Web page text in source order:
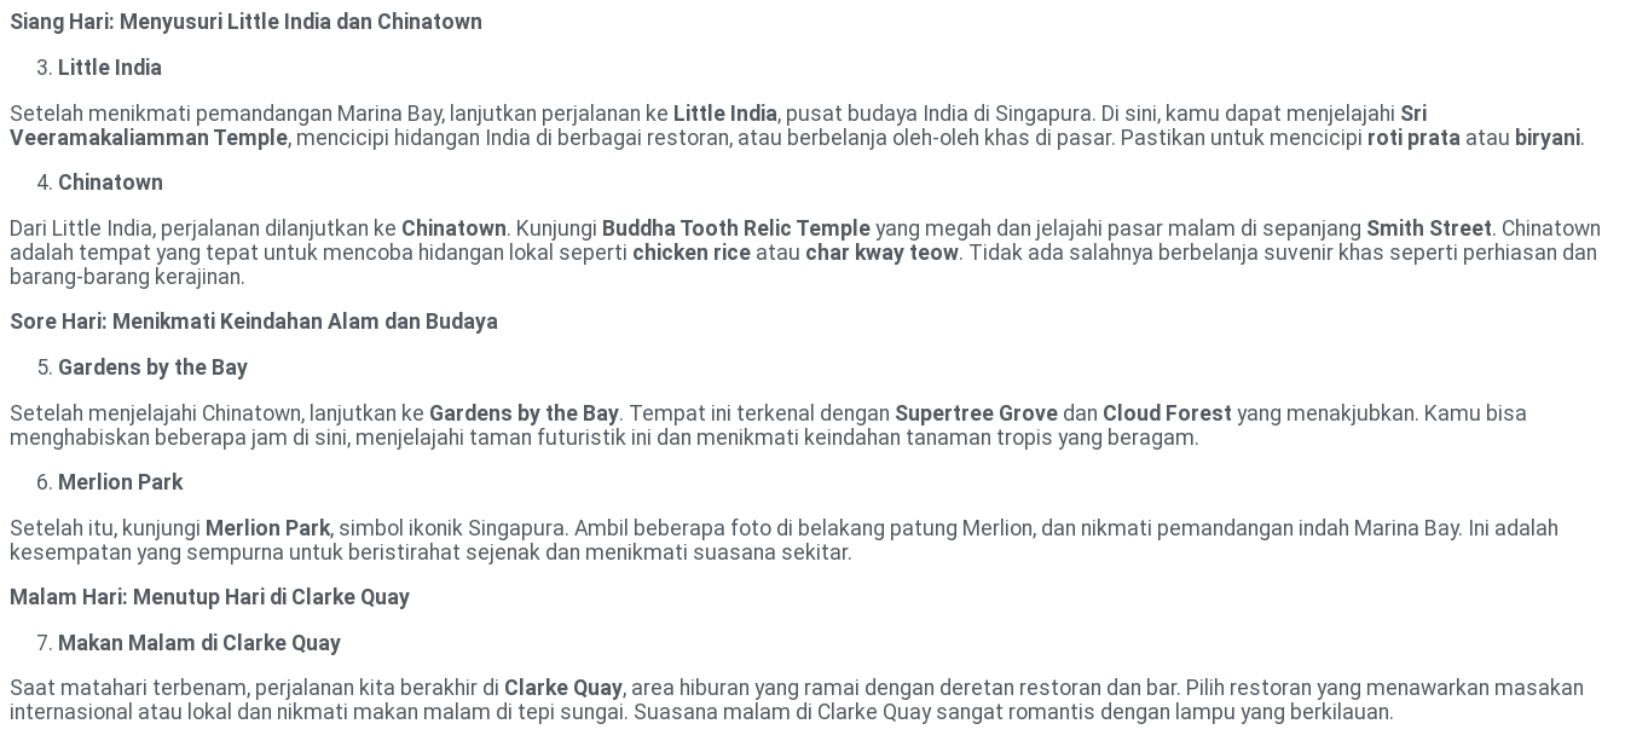
Siang Hari: Menyusuri Little India dan Chinatown
Little India
Setelah menikmati pemandangan Marina Bay, lanjutkan perjalanan ke Little India, pusat budaya India di Singapura. Di sini, kamu dapat menjelajahi Sri
Veeramakaliamman Temple, mencicipi hidangan India di berbagai restoran, atau berbelanja oleh-oleh khas di pasar. Pastikan untuk mencicipi roti prata atau biryani.
Chinatown
Dari Little India, perjalanan dilanjutkan ke Chinatown. Kunjungi Buddha Tooth Relic Temple yang megah dan jelajahi pasar malam di sepanjang Smith Street. Chinatown
adalah tempat yang tepat untuk mencoba hidangan lokal seperti chicken rice atau char kway teow. Tidak ada salahnya berbelanja suvenir khas seperti perhiasan dan
barang-barang kerajinan.
Sore Hari: Menikmati Keindahan Alam dan Budaya
Gardens by the Bay
Setelah menjelajahi Chinatown, lanjutkan ke Gardens by the Bay. Tempat ini terkenal dengan Supertree Grove dan Cloud Forest yang menakjubkan. Kamu bisa
menghabiskan beberapa jam di sini, menjelajahi taman futuristik ini dan menikmati keindahan tanaman tropis yang beragam.
Merlion Park
Setelah itu, kunjungi Merlion Park, simbol ikonik Singapura. Ambil beberapa foto di belakang patung Merlion, dan nikmati pemandangan indah Marina Bay. Ini adalah
kesempatan yang sempurna untuk beristirahat sejenak dan menikmati suasana sekitar.
Malam Hari: Menutup Hari di Clarke Quay
Makan Malam di Clarke Quay
Saat matahari terbenam, perjalanan kita berakhir di Clarke Quay, area hiburan yang ramai dengan deretan restoran dan bar. Pilih restoran yang menawarkan masakan
internasional atau lokal dan nikmati makan malam di tepi sungai. Suasana malam di Clarke Quay sangat romantis dengan lampu yang berkilauan.